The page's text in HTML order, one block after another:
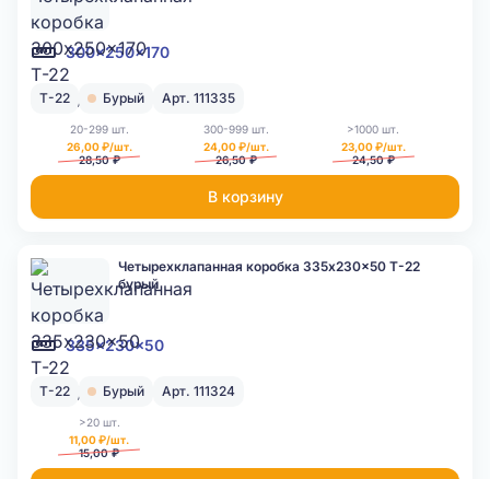
300x250x170
Т-22 Бурый Арт. 111335
20-299 шт.
26,00 ₽/шт.
28,50 ₽
300-999 шт.
24,00 ₽/шт.
26,50 ₽
>1000 шт.
23,00 ₽/шт.
24,50 ₽
В корзину
335x230x50
Четырехклапанная коробка 335x230x50 Т-22
бурый
Т-22 Бурый Арт. 111324
>20 шт.
11,00 ₽/шт.
15,00 ₽